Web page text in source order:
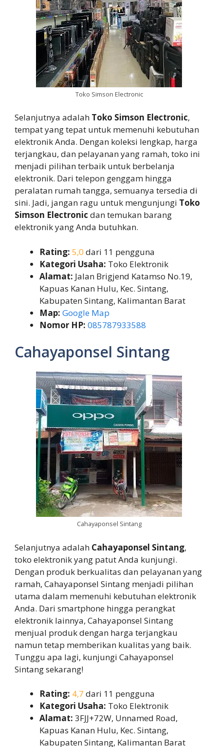
Toko Simson Electronic
Selanjutnya adalah Toko Simson Electronic,
tempat yang tepat untuk memenuhi kebutuhan
elektronik Anda. Dengan koleksi lengkap, harga
terjangkau, dan pelayanan yang ramah, toko ini
menjadi pilihan terbaik untuk berbelanja
elektronik. Dari telepon genggam hingga
peralatan rumah tangga, semuanya tersedia di
sini. Jadi, jangan ragu untuk mengunjungi Toko
Simson Electronic dan temukan barang
elektronik yang Anda butuhkan.
Rating: 5,0 dari 11 pengguna
Kategori Usaha: Toko Elektronik
Alamat: Jalan Brigjend Katamso No.19,
Kapuas Kanan Hulu, Kec. Sintang,
Kabupaten Sintang, Kalimantan Barat
Map: Google Map
Nomor HP: 085787933588
Cahayaponsel Sintang
Cahayaponsel Sintang
Selanjutnya adalah Cahayaponsel Sintang,
toko elektronik yang patut Anda kunjungi.
Dengan produk berkualitas dan pelayanan yang
ramah, Cahayaponsel Sintang menjadi pilihan
utama dalam memenuhi kebutuhan elektronik
Anda. Dari smartphone hingga perangkat
elektronik lainnya, Cahayaponsel Sintang
menjual produk dengan harga terjangkau
namun tetap memberikan kualitas yang baik.
Tunggu apa lagi, kunjungi Cahayaponsel
Sintang sekarang!
Rating: 4,7 dari 11 pengguna
Kategori Usaha: Toko Elektronik
Alamat: 3FJJ+72W, Unnamed Road,
Kapuas Kanan Hulu, Kec. Sintang,
Kabupaten Sintang, Kalimantan Barat